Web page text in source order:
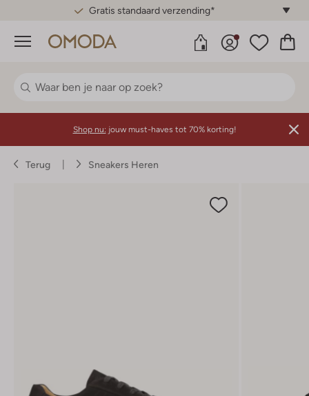
Gratis standaard verzending*
Menu
Shop nu: jouw must-haves tot 70% korting!
Terug Sneakers Heren